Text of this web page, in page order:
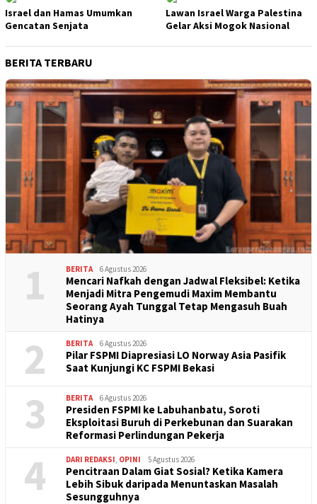
Israel dan Hamas Umumkan
Gencatan Senjata
Lawan Israel Warga Palestina
Gelar Aksi Mogok Nasional
BERITA TERBARU
1 BERITA 6 Agustus 2026
Mencari Nafkah dengan Jadwal Fleksibel: Ketika
Menjadi Mitra Pengemudi Maxim Membantu
Seorang Ayah Tunggal Tetap Mengasuh Buah
Hatinya
2 BERITA 6 Agustus 2026
Pilar FSPMI Diapresiasi LO Norway Asia Pasifik
Saat Kunjungi KC FSPMI Bekasi
3 BERITA 6 Agustus 2026
Presiden FSPMI ke Labuhanbatu, Soroti
Eksploitasi Buruh di Perkebunan dan Suarakan
Reformasi Perlindungan Pekerja
4 DARI REDAKSI, OPINI 5 Agustus 2026
Pencitraan Dalam Giat Sosial? Ketika Kamera
Lebih Sibuk daripada Menuntaskan Masalah
Sesungguhnya